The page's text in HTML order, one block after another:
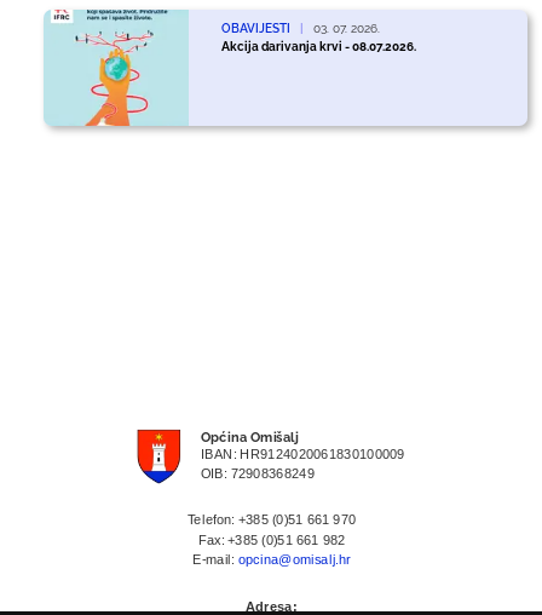
OBAVIJESTI |
03. 07. 2026.
Akcija darivanja krvi - 08.07.2026.
Općina Omišalj
IBAN: HR9124020061830100009
OIB: 72908368249
Telefon: +385 (0)51 661 970
Fax: +385 (0)51 661 982
E-mail: opcina@omisalj.hr
Adresa: